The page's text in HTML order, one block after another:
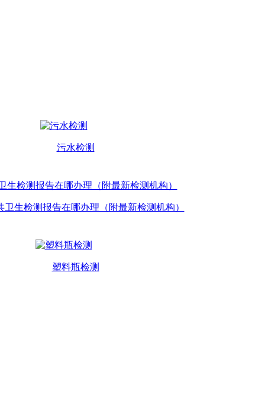
污水检测
卫生检测报告在哪办理（附最新检测机构）
塑料瓶检测